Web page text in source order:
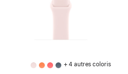
+ 4 autres coloris